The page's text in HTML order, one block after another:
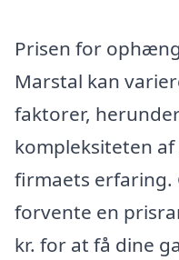
Prisen for
Marstal kan
faktorer,
kompleksiteten
firmaets erfaring.
forvente en
kr. for at få dine